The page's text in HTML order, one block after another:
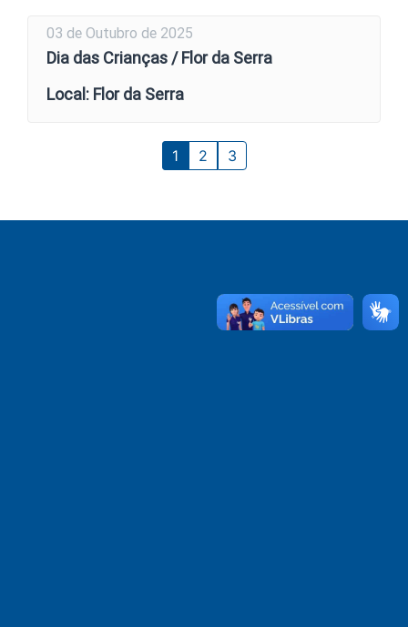
03 de Outubro de 2025
Dia das Crianças / Flor da Serra
Local: Flor da Serra
1 2 3